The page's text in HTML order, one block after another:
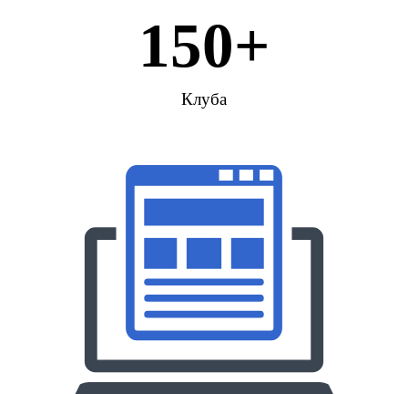
150+
Клуба